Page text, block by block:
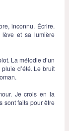
inconnu. Écrire.
lève et sa lumière
La mélodie d’un
d’été. Le bruit
Je crois en la
sont faits pour être